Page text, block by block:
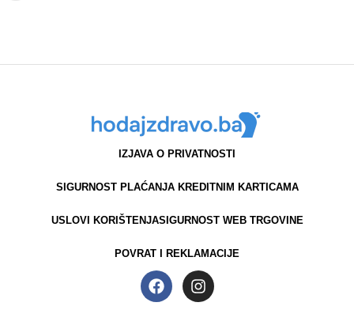
IZJAVA O PRIVATNOSTI
SIGURNOST PLAĆANJA KREDITNIM KARTICAMA
USLOVI KORIŠTENJASIGURNOST WEB TRGOVINE
POVRAT I REKLAMACIJE